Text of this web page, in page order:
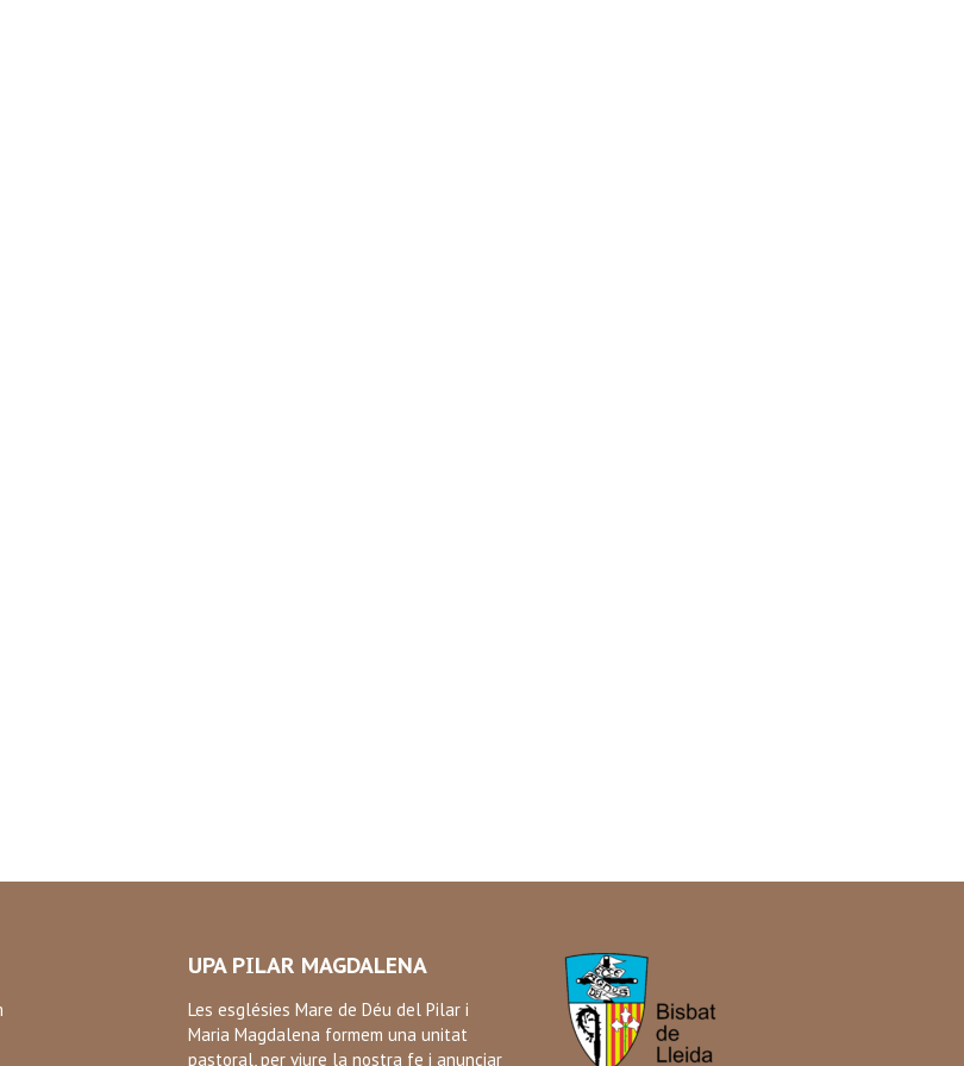
UPA PILAR MAGDALENA
Les esglésies Mare de Déu del Pilar i
Maria Magdalena formem una unitat
pastoral, per viure la nostra fe i anunciar